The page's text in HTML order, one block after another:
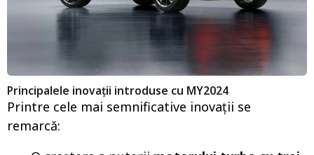
Principalele inovații introduse cu MY2024
Printre cele mai semnificative inovații se
remarcă: